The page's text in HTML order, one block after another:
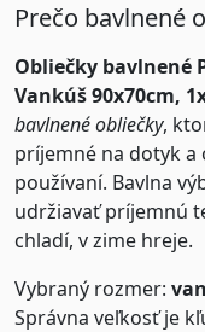
Prečo bavlnené
Obliečky bavlnené
Vankúš 90x70cm,
bavlnené obliečky,
príjemné na dotyk
používaní. Bavlna
udržiavať príjemnú
chladí, v zime hreje.
Vybraný rozmer:
Správna veľkosť je